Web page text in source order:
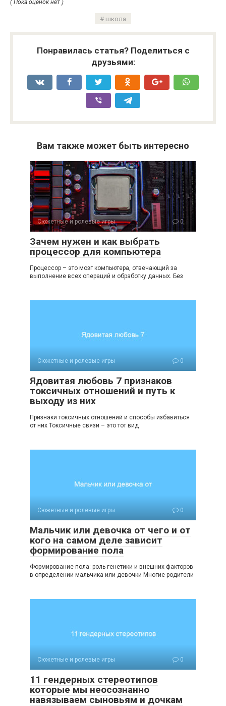
( Пока оценок нет )
школа
Понравилась статья? Поделиться с
друзьями:
Вам также может быть интересно
Сюжетные и ролевые игры 0
Зачем нужен и как выбрать
процессор для компьютера
Процессор – это мозг компьютера, отвечающий за
выполнение всех операций и обработку данных. Без
Сюжетные и ролевые игры 0
Ядовитая любовь 7 признаков
токсичных отношений и путь к
выходу из них
Признаки токсичных отношений и способы избавиться
от них Токсичные связи – это тот вид
Сюжетные и ролевые игры 0
Мальчик или девочка от чего и от
кого на самом деле зависит
формирование пола
Формирование пола: роль генетики и внешних факторов
в определении мальчика или девочки Многие родители
Сюжетные и ролевые игры 0
11 гендерных стереотипов
которые мы неосознанно
навязываем сыновьям и дочкам